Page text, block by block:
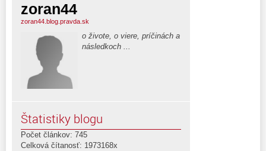
zoran44
zoran44.blog.pravda.sk
o živote, o viere, príčinách a
následkoch ...
Štatistiky blogu
Počet článkov: 745
Celková čítanosť: 1973168x